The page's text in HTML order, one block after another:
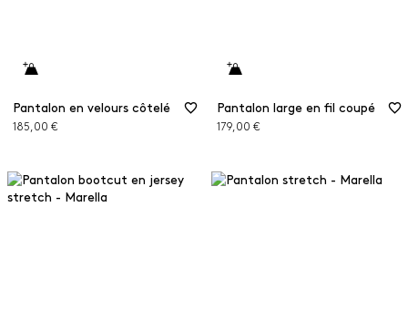
Pantalon en velours côtelé
185,00 €
Pantalon large en fil coupé
179,00 €